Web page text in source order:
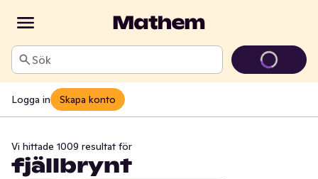
Sök
Logga in Skapa konto
Vi hittade 1009 resultat för
fjällbrynt